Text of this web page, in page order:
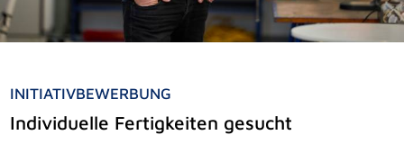
INITIATIVBEWERBUNG
Individuelle Fertigkeiten gesucht